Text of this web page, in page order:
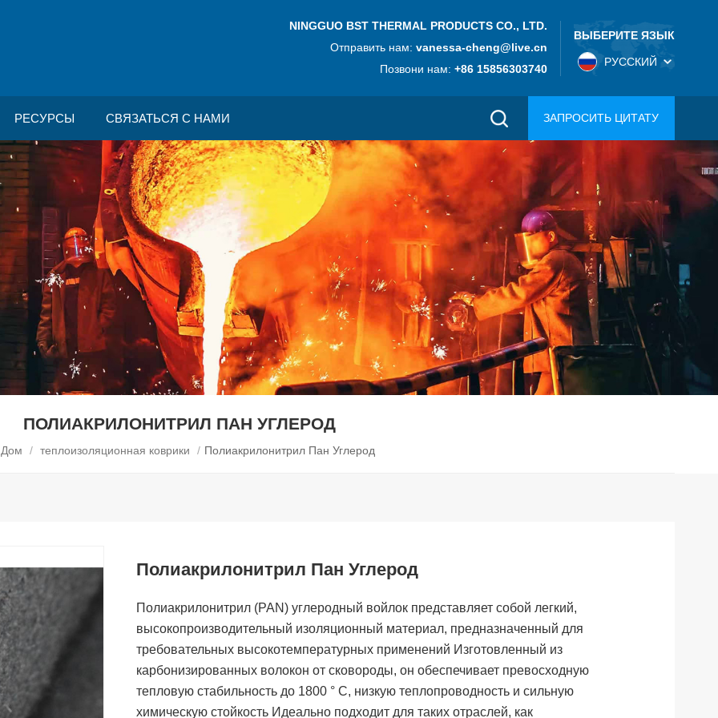
NINGGUO BST THERMAL PRODUCTS CO., LTD.
Отправить нам:vanessa-cheng@live.cn
Позвони нам:+86 15856303740
ВЫБЕРИТЕ ЯЗЫК
РУССКИЙ
РЕСУРСЫ СВЯЗАТЬСЯ С НАМИ ЗАПРОСИТЬ ЦИТАТУ
ПОЛИАКРИЛОНИТРИЛ ПАН УГЛЕРОД
/ теплоизоляционная коврики / Полиакрилонитрил Пан Углерод
Полиакрилонитрил Пан Углерод
Полиакрилонитрил (PAN) углеродный войлок представляет собой легкий,
высокопроизводительный изоляционный материал, предназначенный для
требовательных высокотемпературных применений Изготовленный из
карбонизированных волокон от сковороды, он обеспечивает превосходную
тепловую стабильность до 1800 ° C, низкую теплопроводность и сильную
химическую стойкость Идеально подходит для таких отраслей, как